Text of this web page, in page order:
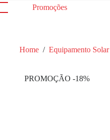
Promoções
Home / Equipamento Solar
PROMOÇÃO -18%